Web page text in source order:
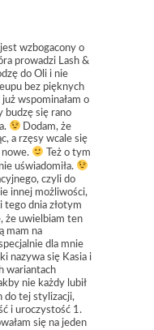
wzbogacony o
prowadzi Lash &
do Oli i nie
bez pięknych
wspominałam o
budzę się rano
Dodam, że
a rzęsy wcale się
nowe.
Też o tym
uświadomiła.
czyli do
innej możliwości,
dnia złotym
że uwielbiam ten
mam na
dla mnie
nazywa się Kasia i
wariantach
nie każdy lubił
do tej stylizacji,
i uroczystość 1.
się na jeden